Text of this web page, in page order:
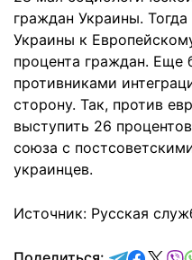
граждан Украины.
Украины к
процента граждан.
противниками
сторону. Так, против
выступить 26
союза с
украинцев.
Источник: Русская